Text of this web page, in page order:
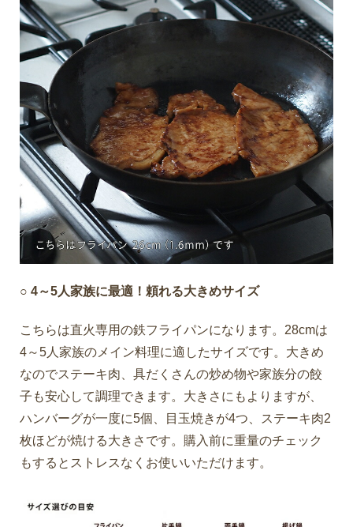
○ 4～5人家族に最適！頼れる大きめサイズ
こちらは直火専用の鉄フライパンになります。28cmは
4～5人家族のメイン料理に適したサイズです。大きめ
なのでステーキ肉、具だくさんの炒め物や家族分の餃
子も安心して調理できます。大きさにもよりますが、
ハンバーグが一度に5個、目玉焼きが4つ、ステーキ肉2
枚ほどが焼ける大きさです。購入前に重量のチェック
もするとストレスなくお使いいただけます。